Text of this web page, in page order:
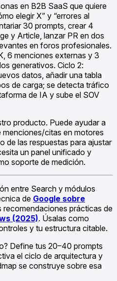
en B2B SaaS que quiere
elegir X” y “errores al
30 prompts, crear 4
y Article, lanzar PR en dos
en foros profesionales.
6 menciones externas y 3
generativos. Ciclo 2:
datos, añadir una tabla
de carga; se detecta tráfico
de IA y sube el SOV
producto. Puede ayudar a
menciones/citas en motores
de las respuestas para ajustar
un panel unificado y
soporte de medición.
entre Search y módulos
de Google sobre
recomendaciones prácticas de
(2025). Úsalas como
y tu estructura citable.
Define tus 20–40 prompts
el ciclo de arquitectura y
se construye sobre esa